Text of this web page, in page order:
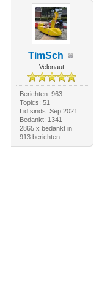
TimSch
Velonaut
Berichten: 963
Topics: 51
Lid sinds: Sep 2021
Bedankt: 1341
2865 x bedankt in
913 berichten